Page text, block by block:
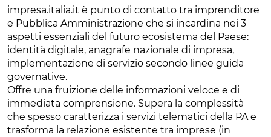
impresa.italia.it è punto di contatto tra imprenditore
e Pubblica Amministrazione che si incardina nei 3
aspetti essenziali del futuro ecosistema del Paese:
identità digitale, anagrafe nazionale di impresa,
implementazione di servizio secondo linee guida
governative.
Offre una fruizione delle informazioni veloce e di
immediata comprensione. Supera la complessità
che spesso caratterizza i servizi telematici della PA e
trasforma la relazione esistente tra imprese (in